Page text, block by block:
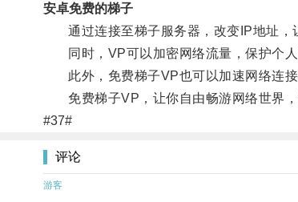
安卓免费的梯子
通过连接至梯子服务器，改变IP地址，
同时，VP可以加密网络流量，保护个人
此外，免费梯子VP也可以加速网络连接
免费梯子VP，让你自由畅游网络世界，
#37#
评论
游客